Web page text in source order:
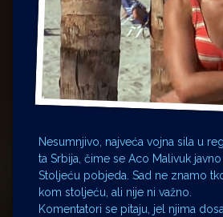
Željko Krznarić
Mario Lovreković
Miroslav Šantek
Nesumnjivo, najveća vojna sila u
ta Srbija, čime se Aco Malivuk
Stoljeću pobjeda. Sad ne znamo
kom stoljeću, ali nije ni važno.
Komentatori se pitaju, jel njima